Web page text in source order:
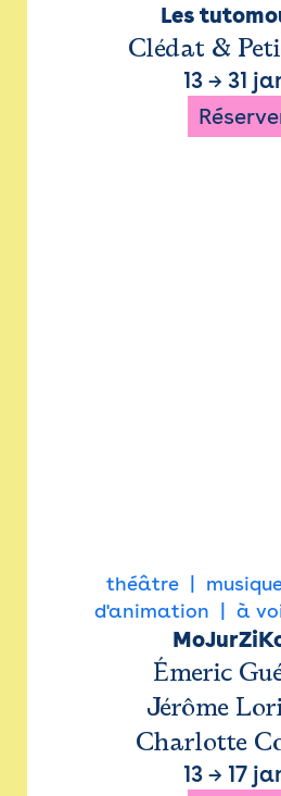
Les
Clédat &
13→ 31
théâtre
d'animation
à
Émeric
Jérôme
Charlotte
13→ 17